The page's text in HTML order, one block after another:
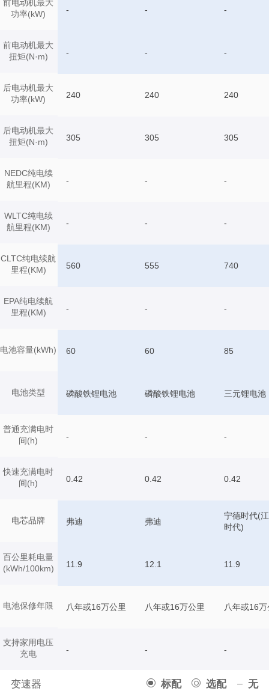
前电动机最大
功率(kW)
前电动机最大
扭矩(N·m)
后电动机最大
功率(kW)
后电动机最大
扭矩(N·m)
NEDC纯电续
航里程(KM)
WLTC纯电续
航里程(KM)
CLTC纯电续航
里程(KM)
EPA纯电续航
里程(KM)
电池容量(kWh)
电池类型
普通充满电时
间(h)
快速充满电时
间(h)
电芯品牌
百公里耗电量
(kWh/100km)
电池保修年限
支持家用电压
充电
变速器 标配 选配 无
- - -
- - -
240 240 240
305 305 305
- - -
- - -
560 555 740
- - -
60 60 85
磷酸铁锂电池 磷酸铁锂电池 三元锂电池
- - -
0.42 0.42 0.42
弗迪 弗迪
宁德时代(
时代)
11.9 12.1 11.9
八年或16万公里 八年或16万公里 八年或16
- - -